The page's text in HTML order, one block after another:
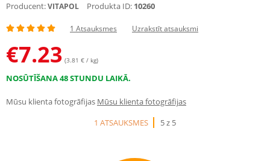
Producent:VITAPOL Produkta ID: 10260
1 Atsauksmes Uzrakstīt atsauksmi
€7.23 (3.81 € / kg)
NOSŪTĪŠANA 48 STUNDU LAIKĀ.
Mūsu klienta fotogrāfijas Mūsu klienta fotogrāfijas
1 ATSAUKSMES
5 z 5